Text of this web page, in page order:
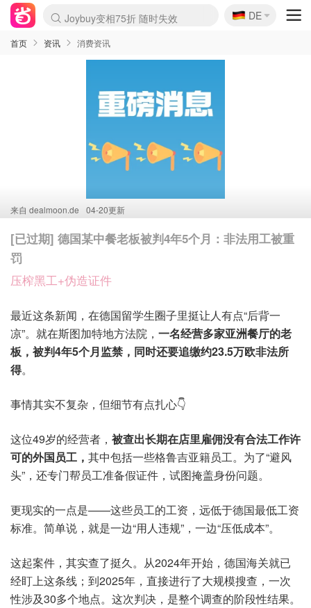
Boticinal 夏促开抢！
4折！lulu周四疯狂上新
还没结束！&OtherStories大促
Joybuy变相75折 随时失效
速领！Stanley独家85折
疑似霸哥！Camper额外叠85折
Zalando 奥莱闪促！每日更新
Moncler反季囤！5折起+叠9折
Coach Brooklyn仅€192
🇩🇪
DE
首页 资讯 消费资讯
来自 dealmoon.de 04-20更新
[已过期] 德国某中餐老板被判4年5个月：非法用工被重
罚
压榨黑工+伪造证件
最近这条新闻，在德国留学生圈子里挺让人有点“后背一
凉”。就在斯图加特地方法院， 一名经营多家亚洲餐厅的老
板，被判4年5个月监禁，同时还要追缴约23.5万欧非法所
得。
事情其实不复杂，但细节有点扎心👇
这位49岁的经营者， 被查出长期在店里雇佣没有合法工作许
可的外国员工， 其中包括一些格鲁吉亚籍员工。为了“避风
头”，还专门帮员工准备假证件，试图掩盖身份问题。
更现实的一点是——这些员工的工资，远低于德国最低工资
标准。简单说，就是一边“用人违规”，一边“压低成本”。
这起案件，其实查了挺久。从2024年开始，德国海关就已
经盯上这条线；到2025年，直接进行了大规模搜查，一次
性涉及30多个地点。这次判决，是整个调查的阶段性结果。